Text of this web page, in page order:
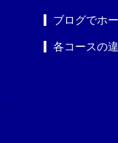
ブログでホ
各コースの